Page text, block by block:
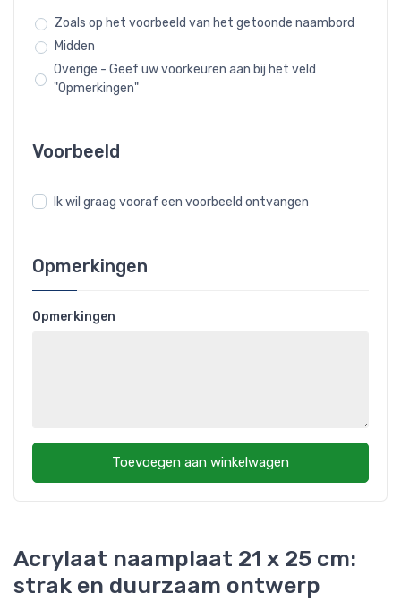
Acrylaat naamplaat 21 x 25 cm:
strak en duurzaam ontwerp
Zoals op het voorbeeld van het getoonde naambord
Midden
Overige - Geef uw voorkeuren aan bij het veld
"Opmerkingen"
Voorbeeld
Ik wil graag vooraf een voorbeeld ontvangen
Opmerkingen
Opmerkingen
Toevoegen aan winkelwagen